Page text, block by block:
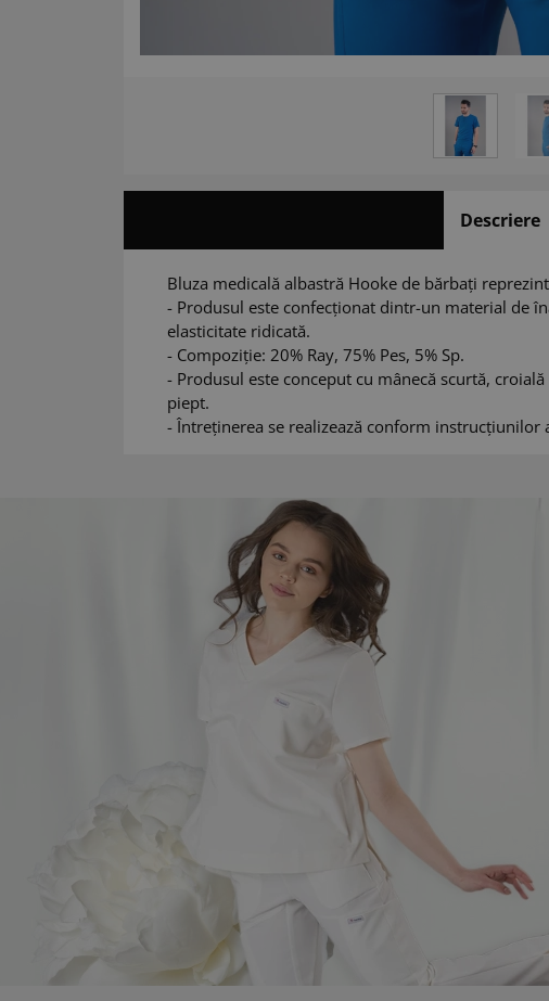
Descriere
Bluza medicală albastră Hooke de bărbați
- Produsul este confecționat dintr-un material de
elasticitate ridicată.
- Compoziție: 20% Ray, 75% Pes, 5% Sp.
- Produsul este conceput cu mânecă scurtă,
piept.
- Întreținerea se realizează conform instrucțiunilor